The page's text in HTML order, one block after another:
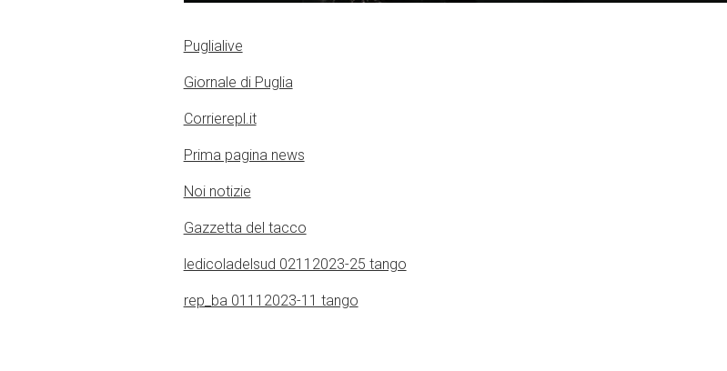
Puglialive
Giornale di Puglia
Corrierepl.it
Prima pagina news
Noi notizie
Gazzetta del tacco
ledicoladelsud 02112023-25 tango
rep_ba 01112023-11 tango